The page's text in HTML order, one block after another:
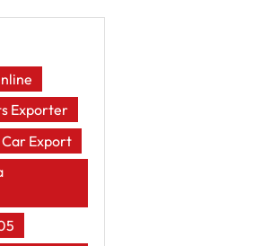
Exporter
Export